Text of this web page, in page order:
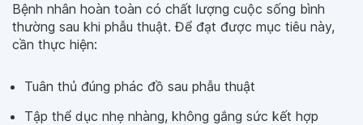
Bệnh nhân hoàn toàn có chất lượng cuộc sống bình
thường sau khi phẫu thuật. Để đạt được mục tiêu này,
cần thực hiện:
Tuân thủ đúng phác đồ sau phẫu thuật
Tập thể dục nhẹ nhàng, không gắng sức kết hợp